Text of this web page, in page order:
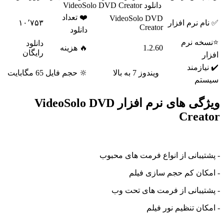
نرم افزار
VideoSolo DVD
Creator
❤️ تعداد
۱۰٬۷۵۳
نرم
1.2.60 🔥 هزینه
رایگان
🔆 حجم فایل 65 مگابایت
ویژگی های نرم افزار VideoSolo DVD
از انواع فرمت های محبوب
کم حجم سازی فیلم
از فرمت های تحت وب
تنظیم نور فیلم